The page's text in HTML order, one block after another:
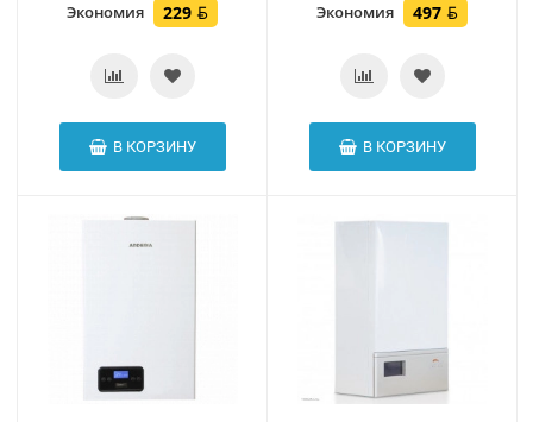
Экономия 229
В КОРЗИНУ
Экономия 497
В КОРЗИНУ